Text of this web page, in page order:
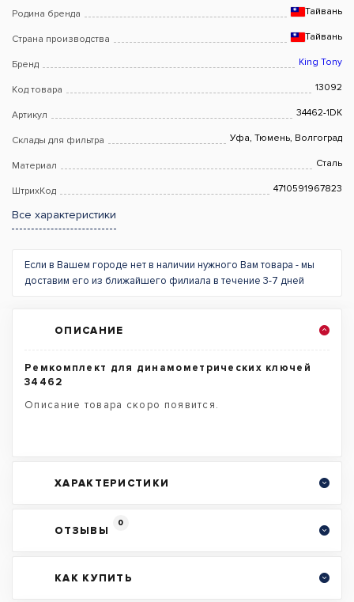
Родина бренда Тайвань
Страна производства Тайвань
Бренд King Tony
Код товара 13092
Артикул 34462-1DK
Склады для фильтра Уфа, Тюмень, Волгоград
Материал Сталь
ШтрихКод 4710591967823
Все характеристики
Если в Вашем городе нет в наличии нужного Вам товара - мы
доставим его из ближайшего филиала в течение 3-7 дней
ОПИСАНИЕ
Ремкомплект для динамометрических ключей
34462
Описание товара скоро появится.
ХАРАКТЕРИСТИКИ
ОТЗЫВЫ
0
КАК КУПИТЬ